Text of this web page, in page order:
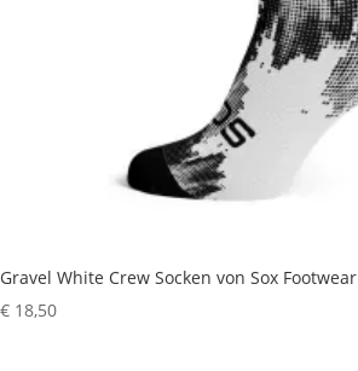
Gravel White Crew Socken von Sox Footwear
€ 18,50